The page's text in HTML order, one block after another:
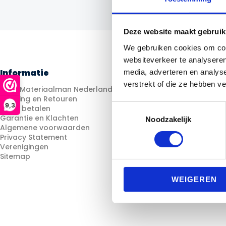
9,3
Deze website maakt
We gebruiken cookies om
websiteverkeer te
media, adverteren en
verstrekt of die ze hebben
Noodzakelijk
WEIGEREN
Informatie
Over Materiaalman Nederland
Levering en Retouren
Veilig betalen
Garantie en Klachten
Algemene voorwaarden
Privacy Statement
Verenigingen
Sitemap
Categorieën
Fitness
Looptraining
Voetbal
Cadeau Ideeën